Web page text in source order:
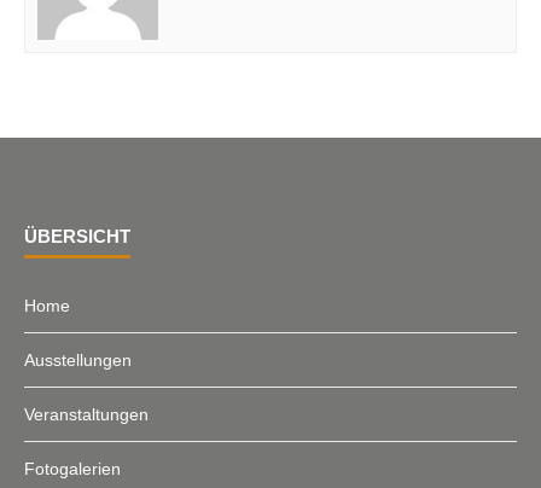
ÜBERSICHT
Home
Ausstellungen
Veranstaltungen
Fotogalerien